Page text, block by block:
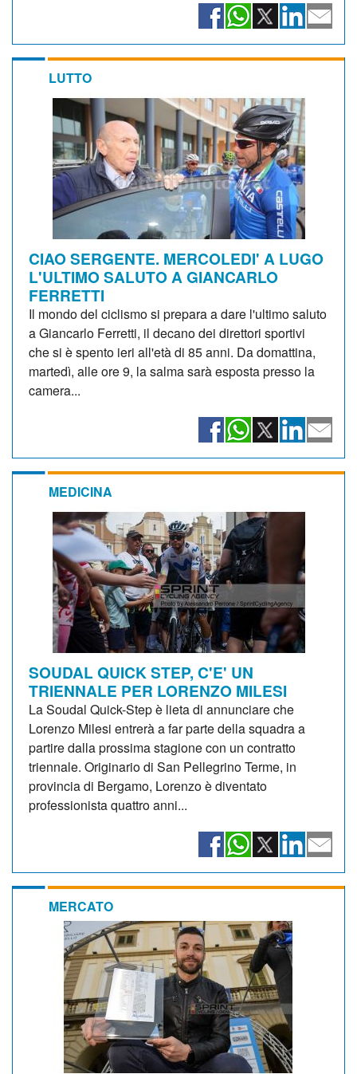
LUTTO
CIAO SERGENTE. MERCOLEDI' A LUGO
L'ULTIMO SALUTO A GIANCARLO
FERRETTI
Il mondo del ciclismo si prepara a dare l'ultimo saluto
a Giancarlo Ferretti, il decano dei direttori sportivi
che si è spento ieri all'età di 85 anni. Da domattina,
martedì, alle ore 9, la salma sarà esposta presso la
camera...
MEDICINA
SOUDAL QUICK STEP, C'E' UN
TRIENNALE PER LORENZO MILESI
La Soudal Quick-Step è lieta di annunciare che
Lorenzo Milesi entrerà a far parte della squadra a
partire dalla prossima stagione con un contratto
triennale. Originario di San Pellegrino Terme, in
provincia di Bergamo, Lorenzo è diventato
professionista quattro anni...
MERCATO